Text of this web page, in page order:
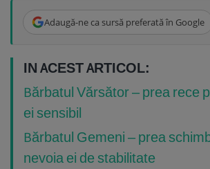
Adaugă-ne ca sursă preferată în Google
IN ACEST ARTICOL:
Bărbatul Vărsător – prea rece
ei sensibil
Bărbatul Gemeni – prea
nevoia ei de stabilitate